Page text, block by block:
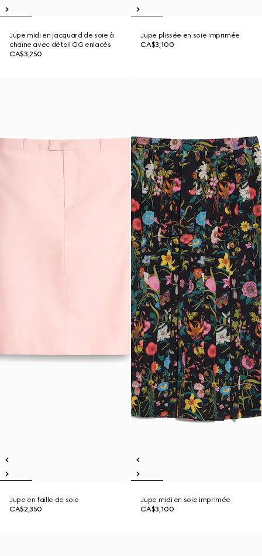
Jupe midi en jacquard de soie à
chaîne avec détail GG enlacés
CA$3,250
Jupe plissée en soie imprimée
CA$3,100
Jupe en faille de soie
CA$2,350
Jupe midi en soie imprimée
CA$3,100